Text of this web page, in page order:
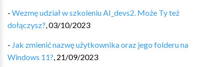
- Wezmę udział w szkoleniu AI_devs2. Może Ty też
dołączysz?,03/10/2023
- Jak zmienić nazwę użytkownika oraz jego folderu na
Windows 11?, 21/09/2023